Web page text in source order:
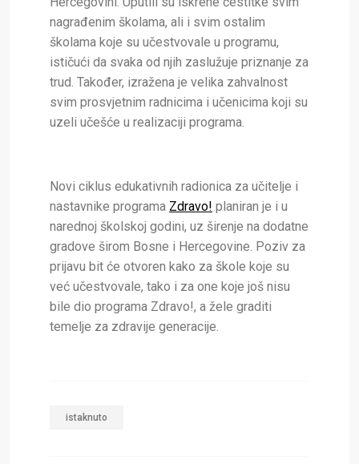
nagrađenim školama, ali i svim ostalim
školama koje su učestvovale u programu,
ističući da svaka od njih zaslužuje priznanje za
trud. Također, izražena je velika zahvalnost
svim prosvjetnim radnicima i učenicima koji su
uzeli učešće u realizaciji programa.
Novi ciklus edukativnih radionica za učitelje i
nastavnike programa Zdravo! planiran je i u
narednoj školskoj godini, uz širenje na dodatne
gradove širom Bosne i Hercegovine. Poziv za
prijavu bit će otvoren kako za škole koje su
već učestvovale, tako i za one koje još nisu
bile dio programa Zdravo!, a žele graditi
temelje za zdravije generacije.
istaknuto